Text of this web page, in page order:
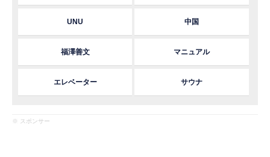
UNU 中国
福澤善文 マニュアル
エレベーター サウナ
※ スポンサー